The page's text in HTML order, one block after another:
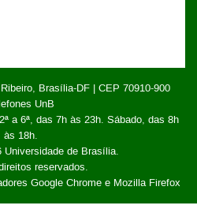
Brasília-DF | CEP 70910-900
UnB
a 6ª, das 7h às 23h. Sábado, das 8h
às 18h.
Universidade de Brasília.
reservados.
Google Chrome e Mozilla Firefox